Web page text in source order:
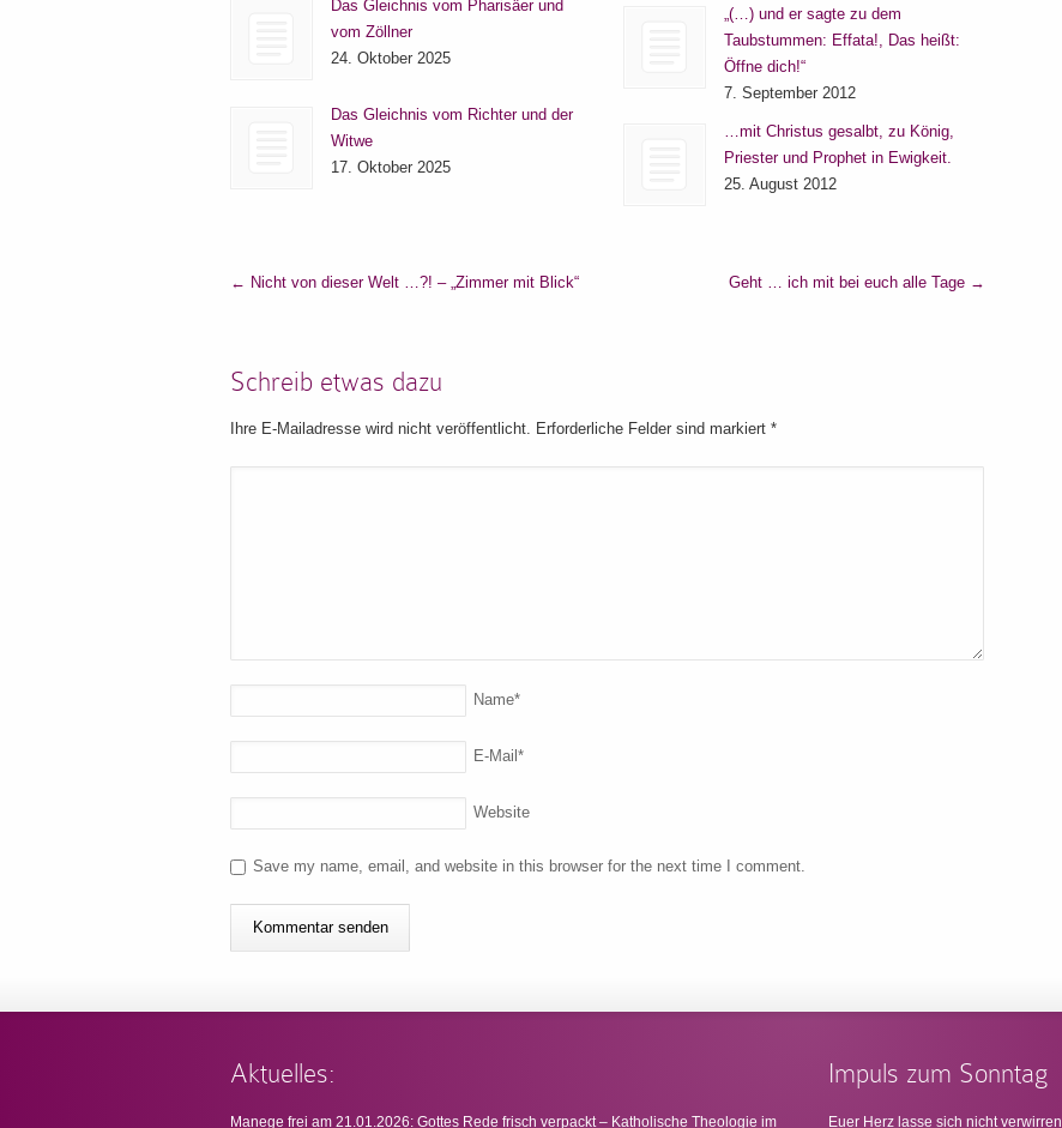
Das Gleichnis vom Pharisäer und
vom Zöllner
24. Oktober 2025
Das Gleichnis vom Richter und der
Witwe
17. Oktober 2025
„(…) und er sagte zu dem
Taubstummen: Effata!, Das heißt:
Öffne dich!“
7. September 2012
…mit Christus gesalbt, zu König,
Priester und Prophet in Ewigkeit.
25. August 2012
← Nicht von dieser Welt …?! – „Zimmer mit Blick“ Geht … ich mit bei euch alle Tage →
Schreib etwas dazu
Ihre E-Mailadresse wird nicht veröffentlicht. Erforderliche Felder sind markiert *
Name*
E-Mail*
Website
Save my name, email, and website in this browser for the next time I comment.
Aktuelles:
Manege frei am 21.01.2026: Gottes Rede frisch verpackt – Katholische Theologie im
Impuls zum Sonntag
Euer Herz lasse sich nicht verwirren